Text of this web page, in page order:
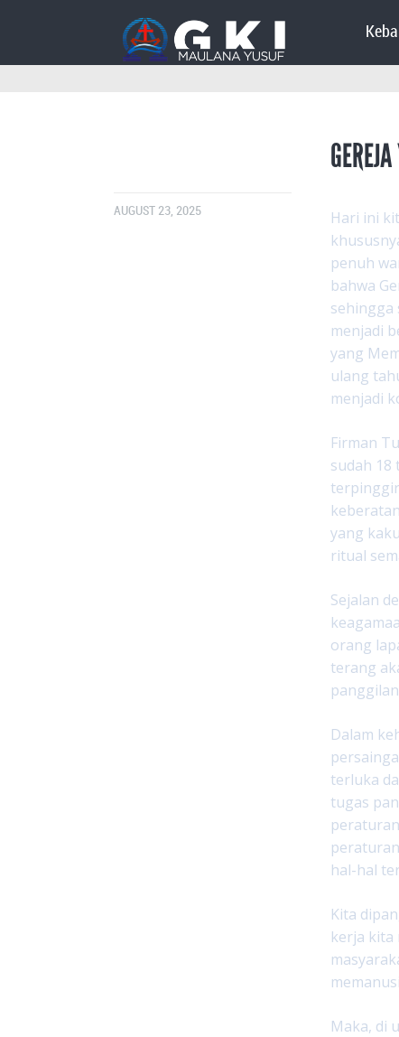
AUGUST 23, 2025
Hari ini
penuh
bahwa
sehingga
menjadi
yang
ulang
menjadi
Firman
sudah 18
yang
ritual
Sejalan
orang
terang
Dalam
terluka
tugas
hal-hal
Kita
kerja kita
Maka, di